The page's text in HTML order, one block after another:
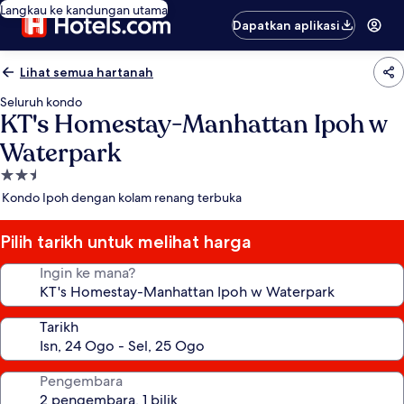
Langkau ke kandungan utama
Dapatkan aplikasi
Lihat semua hartanah
Seluruh kondo
KT's Homestay-Manhattan Ipoh w
Waterpark
Hartanah
2.5
Kondo Ipoh dengan kolam renang terbuka
Pilih tarikh untuk melihat harga
Ingin ke mana?
Tarikh
Pengembara